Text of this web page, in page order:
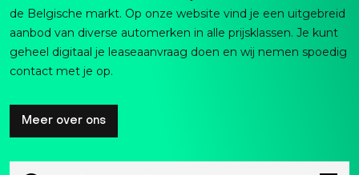
de Belgische markt. Op onze website vind je een uitgebreid
aanbod van diverse automerken in alle prijsklassen. Je kunt
geheel digitaal je leaseaanvraag doen en wij nemen spoedig
contact met je op.
Meer over ons